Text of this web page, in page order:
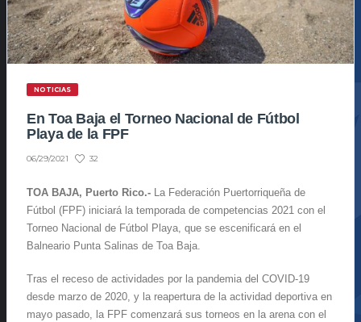
NOTICIAS
En Toa Baja el Torneo Nacional de Fútbol
Playa de la FPF
06/29/2021 32
TOA BAJA, Puerto Rico.- La Federación Puertorriqueña de
Fútbol (FPF) iniciará la temporada de competencias 2021 con el
Torneo Nacional de Fútbol Playa, que se escenificará en el
Balneario Punta Salinas de Toa Baja.
Tras el receso de actividades por la pandemia del COVID-19
desde marzo de 2020, y la reapertura de la actividad deportiva en
mayo pasado, la FPF comenzará sus torneos en la arena con el